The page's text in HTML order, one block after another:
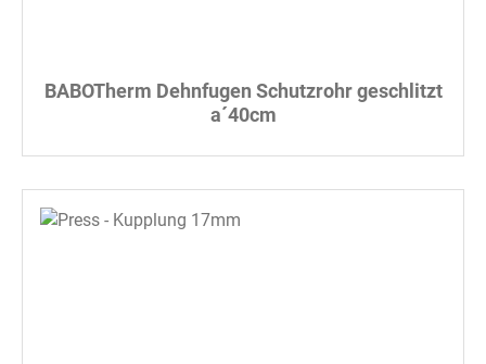
BABOTherm Dehnfugen Schutzrohr geschlitzt
a´40cm